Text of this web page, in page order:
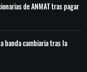
de ANMAT tras pagar
banda cambiaria tras la